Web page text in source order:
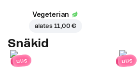
Vegeterian
alates 11,00 €
Snäkid
uus uus